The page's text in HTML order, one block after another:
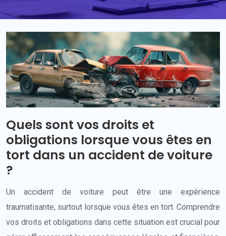
Quels sont vos droits et
obligations lorsque vous êtes en
tort dans un accident de voiture
?
Un accident de voiture peut être une expérience
traumatisante, surtout lorsque vous êtes en tort. Comprendre
vos droits et obligations dans cette situation est crucial pour